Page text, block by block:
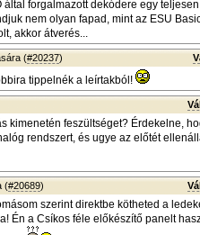
forgalmazott dekódere egy
nem olyan fapad, mint az ESU
akkor átverés...
(#20237)
tippelnék a leírtakból!
kimenetén feszültséget? Érdekelne,
rendszert, és ugye az előtét
(#20689)
szerint direktbe kötheted a
Én a Csíkos féle előkészítő panelt